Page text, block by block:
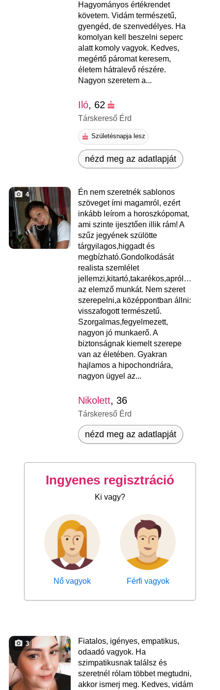
Hagyományos értékrendet
követem. Vidám természetű,
gyengéd, de szenvedélyes. Ha
komolyan kell beszelni seperc
alatt komoly vagyok. Kedves,
megértő páromat keresem,
életem hátralevő részére.
Nagyon szeretem a...
Iló, 62
Társkereső Érd
Születésnapja lesz
nézd meg az adatlapját
4
Én nem szeretnék sablonos
szöveget írni magamról, ezért
inkább leírom a horoszkópomat,
ami szinte ijesztően illik rám! A
szűz jegyének szülötte
tárgyilagos,higgadt és
megbízható.Gondolkodását
realista szemlélet
az elemző munkát. Nem szeret
szerepelni,a középpontban állni:
visszafogott természetű.
Szorgalmas,fegyelmezett,
nagyon jó munkaerő. A
biztonságnak kiemelt szerepe
van az életében. Gyakran
hajlamos a hipochondriára,
nagyon ügyel az...
Nikolett, 36
Társkereső Érd
nézd meg az adatlapját
Ingyenes regisztráció
Ki vagy?
Nő vagyok Férfi vagyok
3
Fiatalos, igényes, empatikus,
odaadó vagyok. Ha
szimpatikusnak találsz és
szeretnél rólam többet megtudni,
akkor ismerj meg. Kedves, vidám